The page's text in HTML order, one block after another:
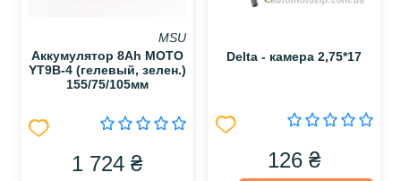
MSU
Аккумулятор 8Аh МОТО
YT9B-4 (гелевый, зелен.)
155/75/105мм
1 724 ₴
Delta - камера 2,75*17
126 ₴